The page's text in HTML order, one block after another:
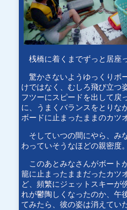
桟橋に着くまでずっと居座
驚かさないようゆっくりボ
けではなく、むしろ飛び立つ
フツーにスピードを出して戻
に、うまくバランスをとりな
ボードに止まったままのカツ
そしていつの間にやら、み
わっていそうなほどの親密度。
このあとみなさんがボート
籠に止まったままだったカツ
ど、頻繁にジェットスキーが
れが鬱陶しくなったのか、午
てみたら、彼の姿は消えていた